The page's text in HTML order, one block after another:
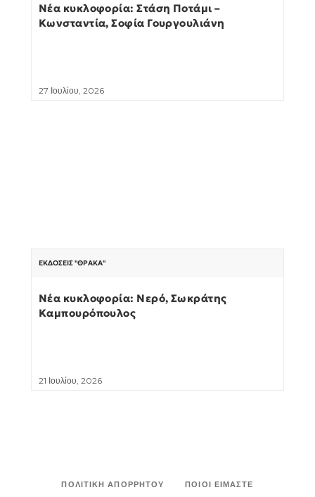
Νέα κυκλοφορία: Στάση Ποτάμι –
Κωνσταντία, Σοφία Γουργουλιάνη
27 Ιουλίου, 2026
ΕΚΔΌΣΕΙΣ "ΘΡΆΚΑ"
Νέα κυκλοφορία: Νερό, Σωκράτης
Καμπουρόπουλος
21 Ιουλίου, 2026
ΠΟΛΙΤΙΚΉ ΑΠΟΡΡΉΤΟΥ ΠΟΙΟΙ ΕΊΜΑΣΤΕ